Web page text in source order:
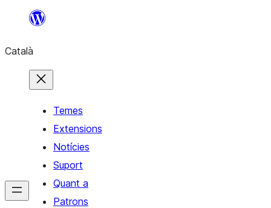
contingut
Català
Temes
Extensions
Notícies
Suport
Quant a
Patrons